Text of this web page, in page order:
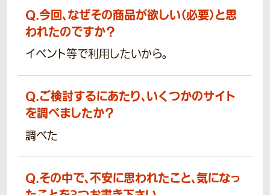
Q.今回、なぜその商品が欲しい（必要）と思
われたのですか？
イベント等で利用したいから。
Q.ご検討するにあたり、いくつかのサイト
を調べましたか？
調べた
Q.その中で、不安に思われたこと、気になっ